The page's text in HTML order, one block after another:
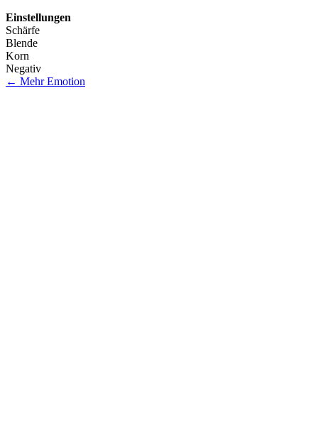
Einstellungen
Schärfe
Blende
Korn
Negativ
← Mehr Emotion